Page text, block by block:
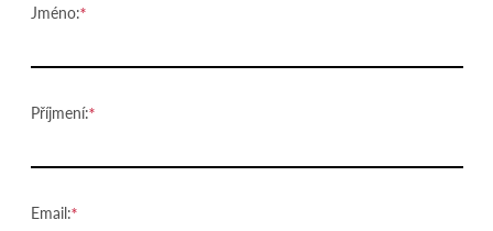
Jméno:
Příjmení:
Email: